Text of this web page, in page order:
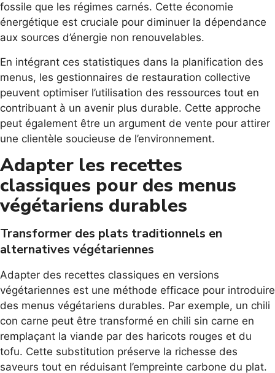
fossile que les régimes carnés. Cette économie
énergétique est cruciale pour diminuer la dépendance
aux sources d’énergie non renouvelables.
En intégrant ces statistiques dans la planification des
menus, les gestionnaires de restauration collective
peuvent optimiser l’utilisation des ressources tout en
contribuant à un avenir plus durable. Cette approche
peut également être un argument de vente pour attirer
une clientèle soucieuse de l’environnement.
Adapter les recettes
classiques pour des menus
végétariens durables
Transformer des plats traditionnels en
alternatives végétariennes
Adapter des recettes classiques en versions
végétariennes est une méthode efficace pour introduire
des menus végétariens durables. Par exemple, un chili
con carne peut être transformé en chili sin carne en
remplaçant la viande par des haricots rouges et du
tofu. Cette substitution préserve la richesse des
saveurs tout en réduisant l’empreinte carbone du plat.